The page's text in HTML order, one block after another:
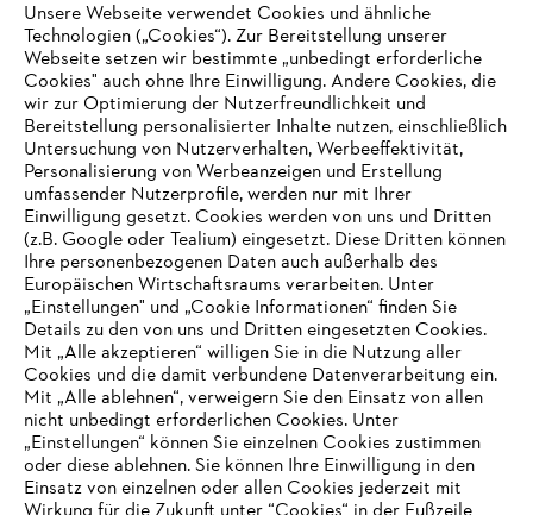
Zahlungsmöglichkeiten
Unternehmen
Online Shop
Service
IHR BROWSER WIRD NICHT
UNTERSTÜTZT
Unsere Webseite verwendet Cookies und ähnliche
Technologien („Cookies“). Zur Bereitstellung unserer
Webseite setzen wir bestimmte „unbedingt erforderliche
Cookies" auch ohne Ihre Einwilligung. Andere Cookies, die
wir zur Optimierung der Nutzerfreundlichkeit und
Bereitstellung personalisierter Inhalte nutzen, einschließlich
Untersuchung von Nutzerverhalten, Werbeeffektivität,
Personalisierung von Werbeanzeigen und Erstellung
umfassender Nutzerprofile, werden nur mit Ihrer
Einwilligung gesetzt. Cookies werden von uns und Dritten
(z.B. Google oder Tealium) eingesetzt. Diese Dritten können
Ihre personenbezogenen Daten auch außerhalb des
Europäischen Wirtschaftsraums verarbeiten. Unter
„Einstellungen" und „Cookie Informationen“ finden Sie
Details zu den von uns und Dritten eingesetzten Cookies.
Mit „Alle akzeptieren“ willigen Sie in die Nutzung aller
Cookies und die damit verbundene Datenverarbeitung ein.
Mit „Alle ablehnen“, verweigern Sie den Einsatz von allen
nicht unbedingt erforderlichen Cookies. Unter
„Einstellungen“ können Sie einzelnen Cookies zustimmen
oder diese ablehnen. Sie können Ihre Einwilligung in den
Einsatz von einzelnen oder allen Cookies jederzeit mit